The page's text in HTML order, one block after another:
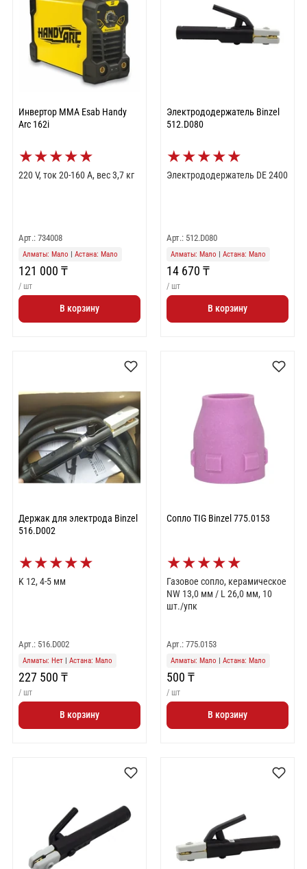
Инвертор MMA Esab Handy
Arc 162i
★★★★★
220 V, ток 20-160 А, вес 3,7 кг
Арт.: 734008
Алматы: Мало | Астана: Мало
121 000 ₸
/ шт
В корзину
Электрододержатель Binzel
512.D080
★★★★★
Электрододержатель DE 2400
Арт.: 512.D080
Алматы: Мало | Астана: Мало
14 670 ₸
/ шт
В корзину
Держак для электрода Binzel
516.D002
★★★★★
K 12, 4-5 мм
Арт.: 516.D002
Алматы: Нет| Астана: Мало
227 500 ₸
/ шт
В корзину
Сопло TIG Binzel 775.0153
★★★★★
Газовое сопло, керамическое
NW 13,0 мм / L 26,0 мм, 10
шт./упк
Арт.: 775.0153
Алматы: Мало | Астана: Мало
500 ₸
/ шт
В корзину